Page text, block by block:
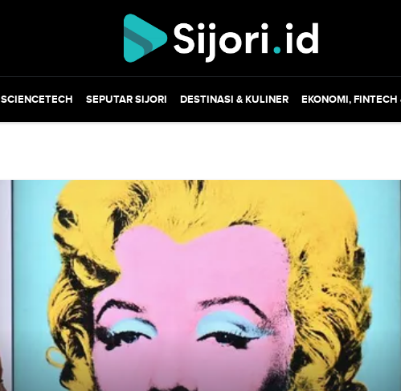
SCIENCETECH SEPUTAR SIJORI DESTINASI & KULINER EKONOMI, FINTECH